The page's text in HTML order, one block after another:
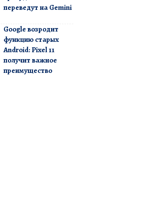
переведут на Gemini
Google возродит
функцию старых
Android: Pixel 11
получит важное
преимущество